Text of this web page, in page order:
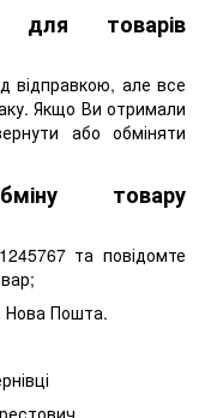
для товарів
відправкою, але все
Якщо Ви отримали
або обміняти
товару
та повідомте
Нова Пошта.